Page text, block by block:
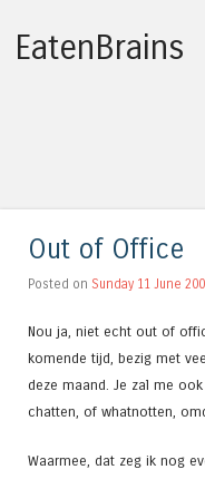
EatenBrains
Out of Office
Posted on Sunday 11 June
Nou ja, niet echt out of
komende tijd, bezig met
deze maand. Je zal me
chatten, of whatnotten,
Waarmee, dat zeg ik nog